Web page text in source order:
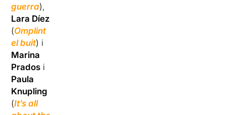
guerra),
Lara Díez
(Omplint
el buit) i
Marina
Prados i
Paula
Knupling
(It’s all